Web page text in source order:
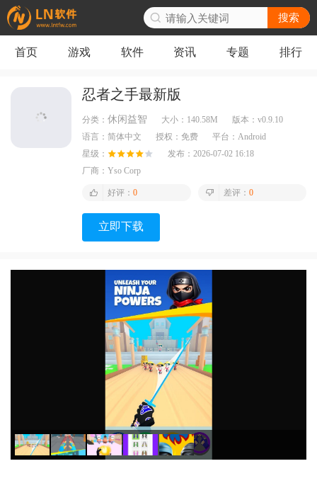
搜索
首页 游戏 软件 资讯 专题 排行
忍者之手最新版
分类： 休闲益智 大小： 140.58M 版本： v0.9.10
语言： 简体中文 授权： 免费 平台： Android
星级：
发布： 2026-07-02 16:18
厂商： Yso Corp
好评： 0 差评： 0
立即下载